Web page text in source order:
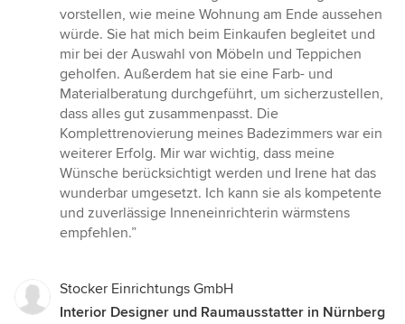
vorstellen, wie meine Wohnung am Ende aussehen
würde. Sie hat mich beim Einkaufen begleitet und
mir bei der Auswahl von Möbeln und Teppichen
geholfen. Außerdem hat sie eine Farb- und
Materialberatung durchgeführt, um sicherzustellen,
dass alles gut zusammenpasst. Die
Komplettrenovierung meines Badezimmers war ein
weiterer Erfolg. Mir war wichtig, dass meine
Wünsche berücksichtigt werden und Irene hat das
wunderbar umgesetzt. Ich kann sie als kompetente
und zuverlässige Inneneinrichterin wärmstens
empfehlen.”
Stocker Einrichtungs GmbH
Interior Designer und Raumausstatter in Nürnberg